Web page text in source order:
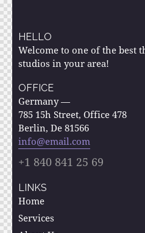
HELLO
Welcome to one of the best
studios in your area!
OFFICE
Germany —
785 15h Street, Office 478
Berlin, De 81566
info@email.com
+1 840 841 25 69
LINKS
Home
Services